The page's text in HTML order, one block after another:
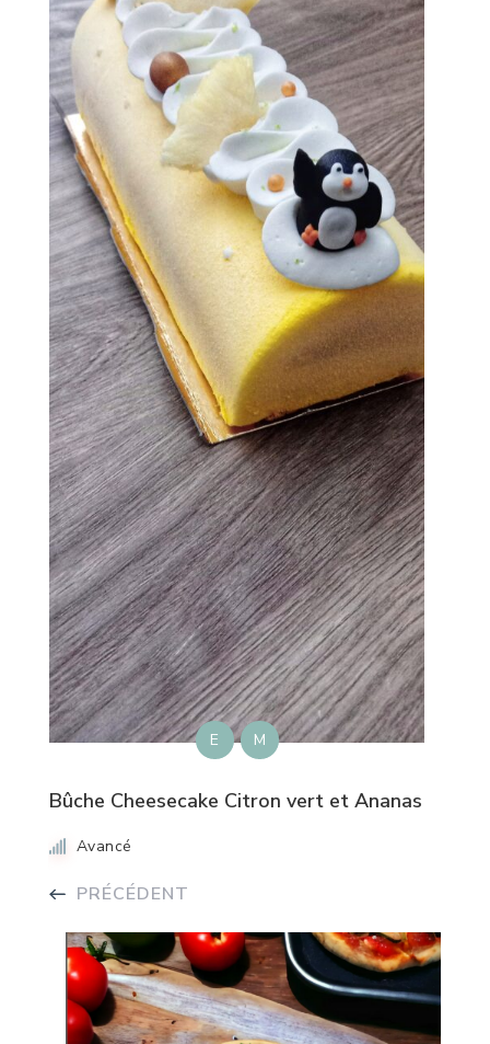
E M
Bûche Cheesecake Citron vert et Ananas
Avancé
PRÉCÉDENT